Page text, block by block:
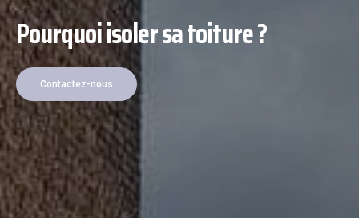
Pourquoi isoler sa toiture ?
Contactez-nous